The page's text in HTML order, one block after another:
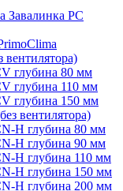
Завалинка РС
глубина 80 мм
глубина 110 мм
глубина 150 мм
вентилятора)
H глубина 80 мм
H глубина 90 мм
H глубина 110 мм
H глубина 150 мм
H глубина 200 мм